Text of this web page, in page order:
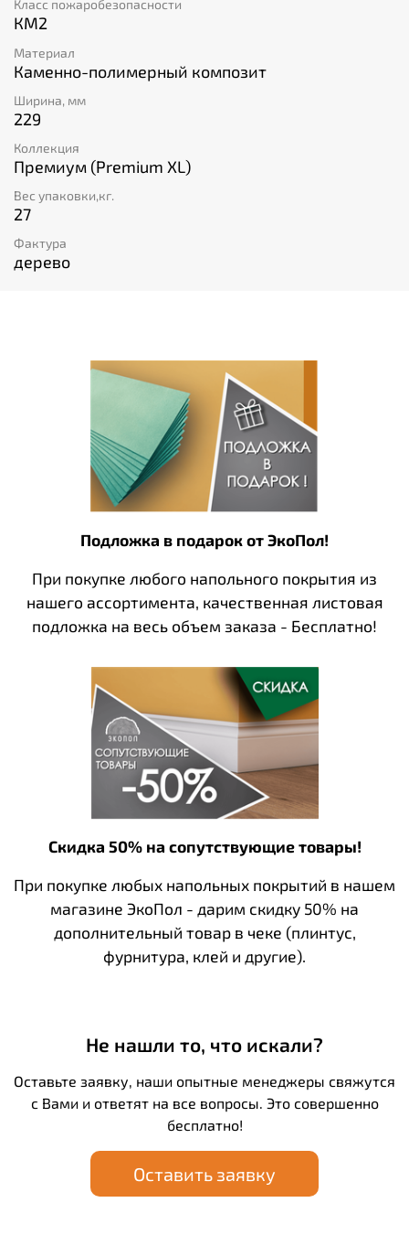
Класс пожаробезопасности
КМ2
Материал
Каменно-полимерный композит
Ширина, мм
229
Коллекция
Премиум (Premium XL)
Вес упаковки,кг.
27
Фактура
дерево
Подложка в подарок от ЭкоПол!
При покупке любого напольного покрытия из
нашего ассортимента, качественная листовая
подложка на весь объем заказа - Бесплатно!
Скидка 50% на сопутствующие товары!
При покупке любых напольных покрытий в нашем
магазине ЭкоПол - дарим скидку 50% на
дополнительный товар в чеке (плинтус,
фурнитура, клей и другие).
Не нашли то, что искали?
Оставьте заявку, наши опытные менеджеры свяжутся
с Вами и ответят на все вопросы. Это совершенно
бесплатно!
Оставить заявку